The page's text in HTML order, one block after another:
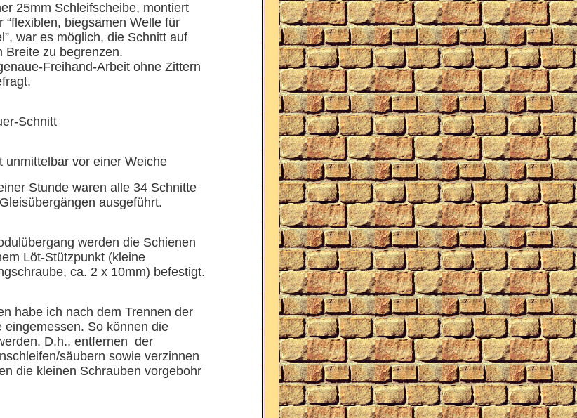
25mm Schleifscheibe, montiert
“flexiblen, biegsamen Welle für
war es möglich, die Schnitt auf
Breite zu begrenzen.
Freihand-Arbeit ohne Zittern
Schnitt
unmittelbar vor einer Weiche
Stunde waren alle 34 Schnitte
ausgeführt.
werden die Schienen
Löt-Stützpunkt (kleine
ca. 2 x 10mm) befestigt.
habe ich nach dem Trennen der
eingemessen. So können die
D.h., entfernen der
säubern sowie verzinnen
die kleinen Schrauben vorgebohr